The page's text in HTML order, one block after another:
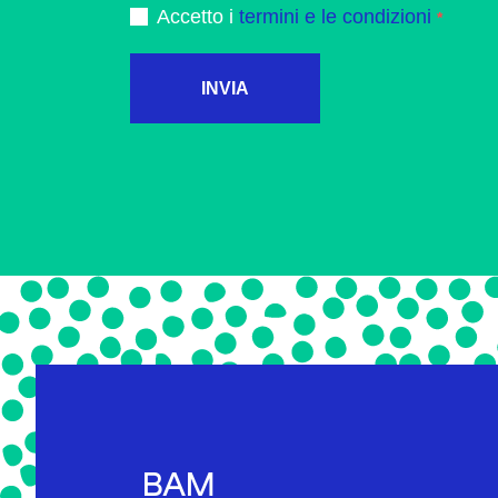
Accetto i termini e le condizioni
INVIA
BAM